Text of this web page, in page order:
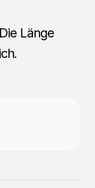
Länge